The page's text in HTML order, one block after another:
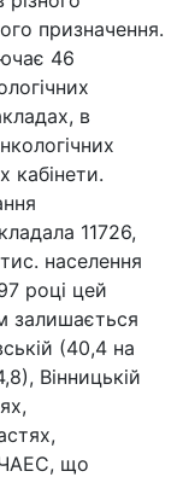
призначення.
46
в
кабінети.
11726,
населення
році цей
залишається
(40,4 на
Вінницькій
ЧАЕС, що